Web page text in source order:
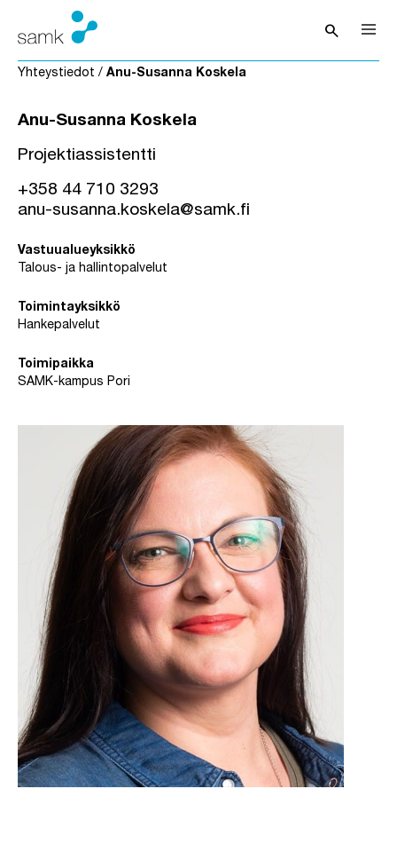
Siirry sisältöön
searchAvaa haku
Yhteystiedot / Anu-Susanna Koskela
Anu-Susanna Koskela
Projektiassistentti
+358 44 710 3293
anu-susanna.koskela@samk.fi
Vastuualueyksikkö
Talous- ja hallintopalvelut
Toimintayksikkö
Hankepalvelut
Toimipaikka
SAMK-kampus Pori